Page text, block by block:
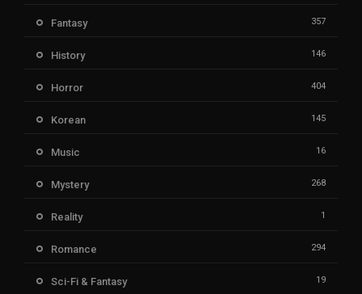
Fantasy 357
History 146
Horror 404
Korean 145
Music 16
Mystery 268
Reality 1
Romance 294
Sci-Fi & Fantasy 19